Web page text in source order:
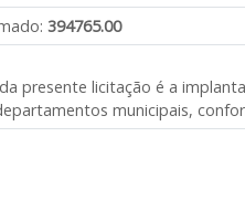
394765.00
presente licitação é a
municipais,